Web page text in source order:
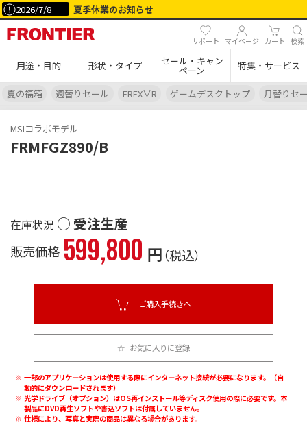
2026/7/8 夏季休業のお知らせ
サポート マイページ カート 検索
用途・目的 形状・タイプ セール・キャン
ペーン 特集・サービス
夏の福箱 週替りセール FREX∀R ゲームデスクトップ 月替りセ
FRMFGZ890/B
MSIコラボモデル
○ 受注生産
販売価格 599,800 円（税込）
ご購入手続きへ
お気に入りに登録
一部のアプリケーションは使用する際にインターネット接続が必要になります。（自
動的にダウンロードされます）
光学ドライブ（オプション）はOS再インストール等ディスク使用の際に必要です。本
製品にDVD再生ソフトや書込ソフトは付属していません。
仕様により、写真と実際の商品は異なる場合があります。